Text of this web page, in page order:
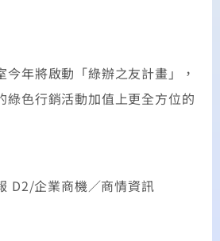
年將啟動「綠辦之友計畫」，
綠色行銷活動加值上更全方位的
D2/企業商機／商情資訊